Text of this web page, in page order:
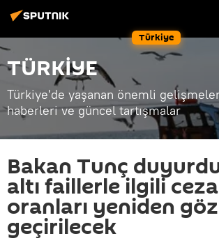
Türkiye
TÜRKİYE
Türkiye'de yaşanan önemli
haberleri ve güncel tartışmalar
Bakan Tunç
altı faillerle ilgili
oranları yeniden
geçirilecek